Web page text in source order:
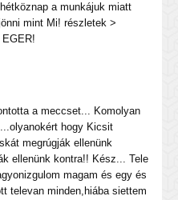
a munkájuk miatt
mint Mi! részletek >
a meccset... Komolyan
hogy Kicsit
megrúgják ellenünk
ellenünk kontra!! Kész... Tele
magam és egy és
televan minden,hiába siettem